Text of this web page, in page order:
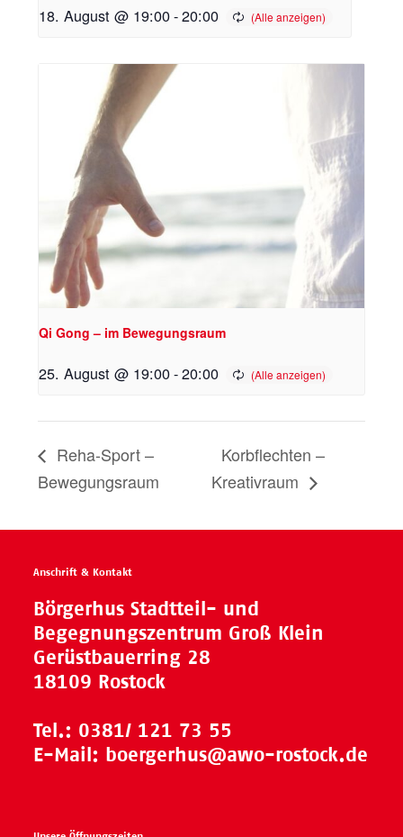
18. August @ 19:00-20:00
Qi Gong – im Bewegungsraum
25. August @ 19:00-20:00
Reha-Sport –
Bewegungsraum
Korbflechten –
Kreativraum
Anschrift & Kontakt
Börgerhus Stadtteil- und
Begegnungszentrum Groß Klein
Gerüstbauerring 28
18109 Rostock
Tel.: 0381/ 121 73 55
E-Mail: boergerhus@awo-rostock.de